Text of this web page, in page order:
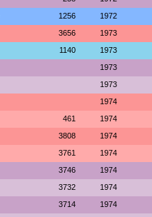
1256 1972
3656 1973
1140 1973
1973
1973
1974
461 1974
3808 1974
3761 1974
3746 1974
3732 1974
3714 1974